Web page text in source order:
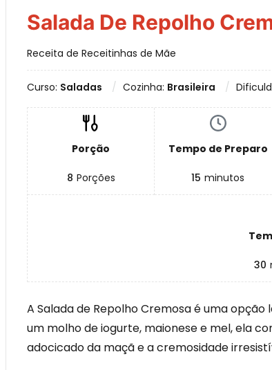
Salada De Repolho
Receita de Receitinhas de Mãe
Curso: Saladas Cozinha: Brasileira
Porção
8 Porções
Tempo de Preparo
15 minutos
30
A Salada de Repolho Cremosa é uma
um molho de iogurte, maionese e mel, ela
adocicado da maçã e a cremosidade